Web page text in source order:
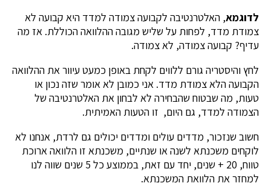
לדוגמא, האלטרנטיבה לקבועה צמודה למדד היא קבועה לא
צמודת מדד, לפחות על שליש מגובה ההלוואה הכוללת. אז מה
עדיף? קבועה צמודה, לא צמודה.
לחץ והיסטריה גורם ללווים לקחת באופן כמעט עיוור את ההלוואה
הקבועה הלא צמודת מדד. אני כמובן לא אומר שזה נכון או
טעות, מה שבטוח שהבחירה לא לבחון את האלטרנטיבה של
הצמודה למדד, גם היום, זו הטעות האמיתית.
חשוב שנזכור, מדדים עולים ומדדים יכולים גם לרדת, אנחנו לא
לוקחים משכנתא לשנה או שנתיים, משכנתא זו הלוואה ארוכת
טווח, 20 + שנים, יחד עם זאת, בממוצע כל 5 שנים שווה לנו
למחזר את הלוואת המשכנתא.